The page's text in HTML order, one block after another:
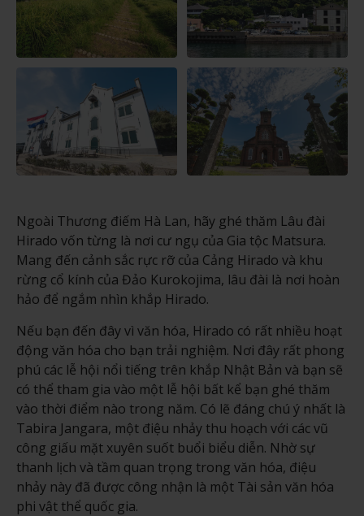
Ngoài Thương điếm Hà Lan, hãy ghé thăm Lâu đài
Hirado vốn từng là nơi cư ngụ của Gia tộc Matsura.
Mang đến cảnh sắc rực rỡ của Cảng Hirado và khu
rừng cổ kính của Đảo Kurokojima, lâu đài là nơi hoàn
hảo để ngắm nhìn khắp Hirado.
Nếu bạn đến đây vì văn hóa, Hirado có rất nhiều hoạt
động văn hóa cho bạn trải nghiệm. Nơi đây rất phong
phú các lễ hội nổi tiếng trên khắp Nhật Bản và bạn sẽ
có thể tham gia vào một lễ hội bất kể bạn ghé thăm
vào thời điểm nào trong năm. Có lẽ đáng chú ý nhất là
Tabira Jangara, một điệu nhảy thu hoạch với các vũ
công giấu mặt xuyên suốt buổi biểu diễn. Nhờ sự
thanh lịch và tầm quan trọng trong văn hóa, điệu
nhảy này đã được công nhận là một Tài sản văn hóa
phi vật thể quốc gia.